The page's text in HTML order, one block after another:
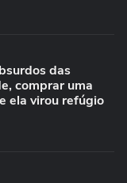
das
comprar uma
ela virou refúgio